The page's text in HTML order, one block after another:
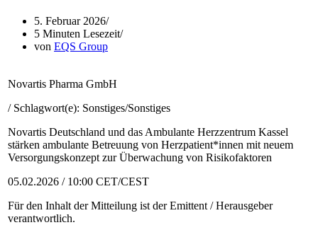
5. Februar 2026
5 Minuten Lesezeit
von EQS Group
Novartis Pharma GmbH
/ Schlagwort(e): Sonstiges/Sonstiges
Novartis Deutschland und das Ambulante Herzzentrum Kassel
stärken ambulante Betreuung von Herzpatient*innen mit neuem
Versorgungskonzept zur Überwachung von Risikofaktoren
05.02.2026 / 10:00 CET/CEST
Für den Inhalt der Mitteilung ist der Emittent / Herausgeber
verantwortlich.